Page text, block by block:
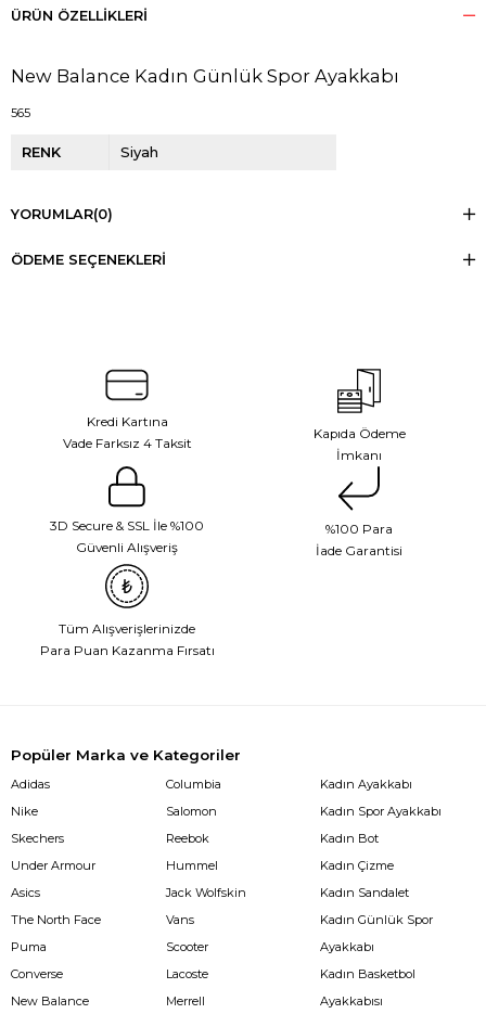
ÜRÜN ÖZELLIKLERI
New Balance Kadın Günlük Spor Ayakkabı
565
RENK Siyah
YORUMLAR(0)
ÖDEME SEÇENEKLERI
Kredi Kartına
Vade Farksız 4 Taksit
Kapıda Ödeme
İmkanı
3D Secure & SSL İle %100
Güvenli Alışveriş
%100 Para
İade Garantisi
Tüm Alışverişlerinizde
Para Puan Kazanma Fırsatı
Popüler Marka ve Kategoriler
Adidas
Nike
Skechers
Under Armour
Asics
The North Face
Puma
Converse
New Balance
Columbia
Salomon
Reebok
Hummel
Jack Wolfskin
Vans
Scooter
Lacoste
Merrell
Kadın Ayakkabı
Kadın Spor Ayakkabı
Kadın Bot
Kadın Çizme
Kadın Sandalet
Kadın Günlük Spor
Ayakkabı
Kadın Basketbol
Ayakkabısı